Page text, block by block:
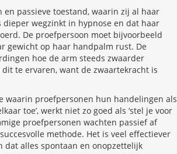
passieve toestand, waarin zij al haar
wegzinkt in hypnose en dat haar
De proefpersoon moet bijvoorbeeld
gewicht op haar handpalm rust. De
hoe de arm steeds zwaarder
te ervaren, want de zwaartekracht is
waarin proefpersonen hun handelingen als
toe’, werkt niet zo goed als ‘stel je voor
proefpersonen wachten passief af
methode. Het is veel effectiever
dat alles spontaan en onopzettelijk